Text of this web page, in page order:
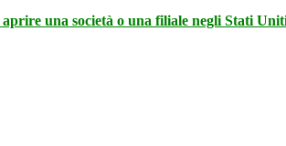
una società o una filiale negli Stati